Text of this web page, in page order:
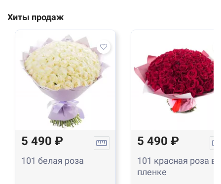
Хиты продаж
5 490 ₽
101 белая роза
5 490 ₽
101 красная роза в
пленке